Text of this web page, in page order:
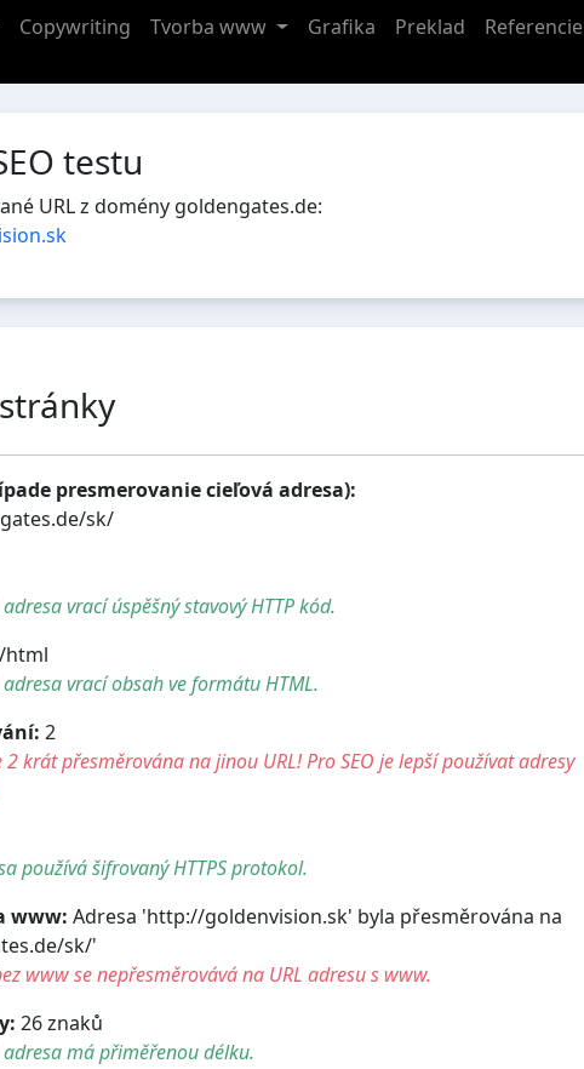
Copywriting Tvorba www Grafika Preklad Referencie
testu
URL z domény goldengates.de:
presmerovanie cieľová adresa):
sk/
vrací úspěšný stavový HTTP kód.
html
adresa vrací obsah ve formátu HTML.
2
2 krát přesměrována na jinou URL! Pro SEO je lepší používat adresy
používá šifrovaný HTTPS protokol.
www: Adresa 'http://goldenvision.sk' byla přesměrována na
sk/'
www se nepřesměrovává na URL adresu s www.
26 znaků
adresa má přiměřenou délku.